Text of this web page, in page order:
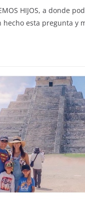
HIJOS, a donde
hecho esta pregunta y